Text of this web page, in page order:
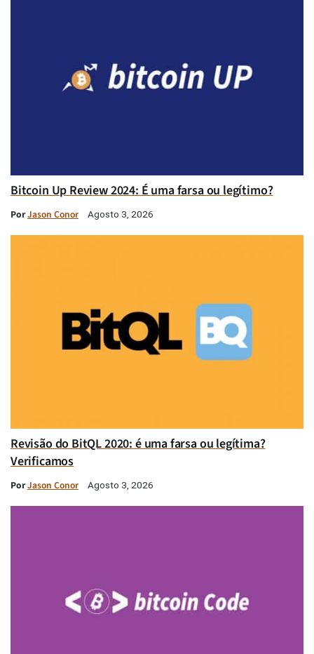
Bitcoin Up Review 2024: É uma farsa ou legítimo?
PorJason Conor Agosto 3, 2026
Revisão do BitQL 2020: é uma farsa ou legítima?
Verificamos
PorJason Conor Agosto 3, 2026